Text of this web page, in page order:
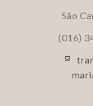
São
(016)